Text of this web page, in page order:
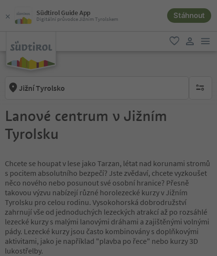
Südtirol Guide App
Digitální průvodce Jižním Tyrolskem Stáhnout
oblíbené
Jižní Tyrolsko brak
Lanové centrum v Jižním
Tyrolsku
Chcete se houpat v lese jako Tarzan, létat nad korunami stromů
s pocitem absolutního bezpečí? Jste zvědaví, chcete vyzkoušet
něco nového nebo posunout své osobní hranice? Přesně
takovou výzvu nabízejí různé horolezecké kurzy v Jižním
Tyrolsku pro celou rodinu. Vysokohorská dobrodružství
zahrnují vše od jednoduchých lezeckých atrakcí až po rozsáhlé
lezecké kurzy s malými lanovými dráhami a zajištěnými volnými
pády. Lezecké kurzy jsou často kombinovány s doplňkovými
aktivitami, jako je například "plavba po řece" nebo kurzy 3D
lukostřelby.